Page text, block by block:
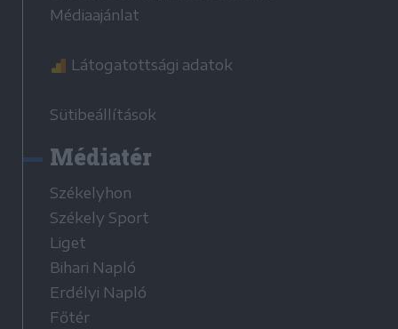
Médiaajánlat
Látogatottsági adatok
Sütibeállítások
Médiatér
Székelyhon
Székely Sport
Liget
Bihari Napló
Erdélyi Napló
Főtér